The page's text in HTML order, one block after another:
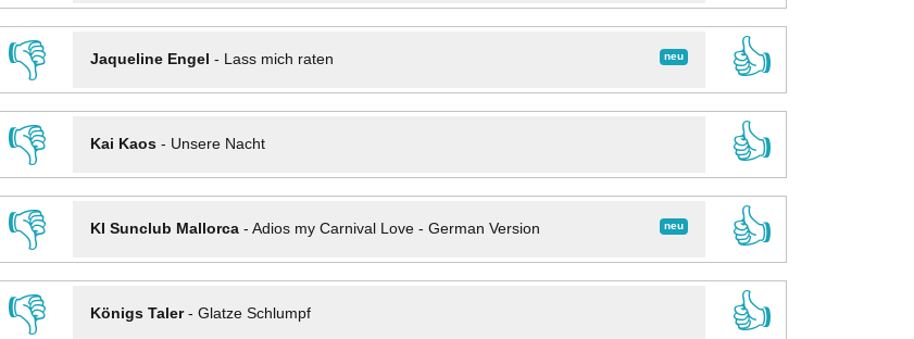
👎
neu
Jaqueline Engel - Lass mich raten
👍
👎
Kai Kaos- Unsere Nacht
👍
👎
neu
KI Sunclub Mallorca- Adios my Carnival Love - German Version
👍
👎
Königs Taler- Glatze Schlumpf
👍